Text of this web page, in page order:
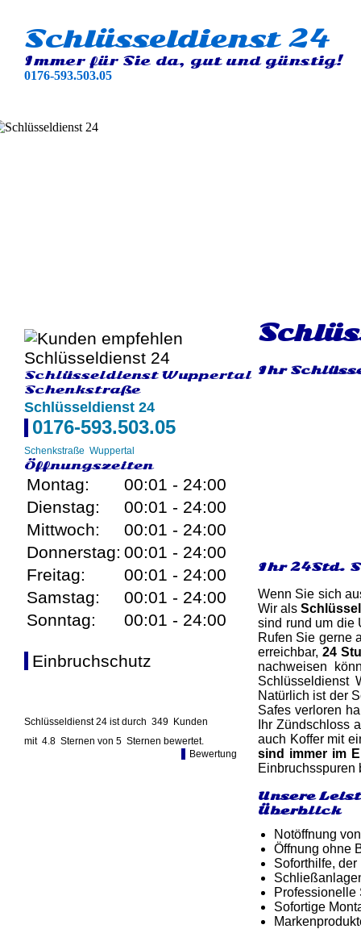
Schlüsseldienst 24
Immer für Sie da, gut und günstig!
0176-593.503.05
Schlüsseldienst Wuppertal
Schenkstraße
Schlüsseldienst 24
0176-593.503.05
Schenkstraße Wuppertal
Öffnungszeiten
Montag:
00:01 - 24:00
Dienstag:
00:01 - 24:00
Mittwoch:
00:01 - 24:00
Donnerstag: 00:01 - 24:00
Freitag:
00:01 - 24:00
Samstag:
00:01 - 24:00
Sonntag:
00:01 - 24:00
Einbruchschutz
Schlüsseldienst 24 ist durch 349 Kunden
mit 4.8 Sternen von 5 Sternen bewertet.
Bewertung
Ihr
Ihr 24Std.
Wenn Sie sich
Wir als
sind rund um die
Rufen Sie gerne
erreichbar, 24
nachweisen
Schlüsseldienst
Natürlich ist der
Safes verloren
Ihr Zündschloss
auch Koffer mit
sind immer im
Einbruchsspuren
Unsere
Überblick
Notöffnung
Öffnung ohne
Soforthilfe,
Professionelle
Sofortige